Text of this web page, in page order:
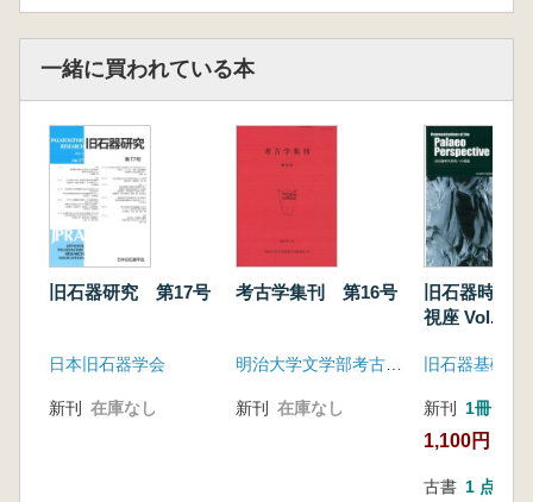
遺跡から出土した動物遺存体の再検討
礫群事例と実験例との対比よリ
書評
小野昭 AKコノバツキー著(Rブランド、YVク
ズミン共訳)『アレクセイ・P・オクラドニコ
フ:過去をさぐる偉大な探検家 第1巻 ソヴィエ
ト考古学者の伝記(1900年代から1950年代ま
高屋敷飛鳥 日本旧石器学会 第17回研究発
表・シンポジウム「旧石器研究の理論と方法論
の新展開」
一緒に買われている本
旧石器研究 第17号
日本旧石器学会
新刊 在庫なし
考古学集刊 第16号
明治大学文学部考古学研究室
新刊 在庫なし
旧石器時代
視座 Vol.1
新刊 1冊
1,100円
古書 1 点